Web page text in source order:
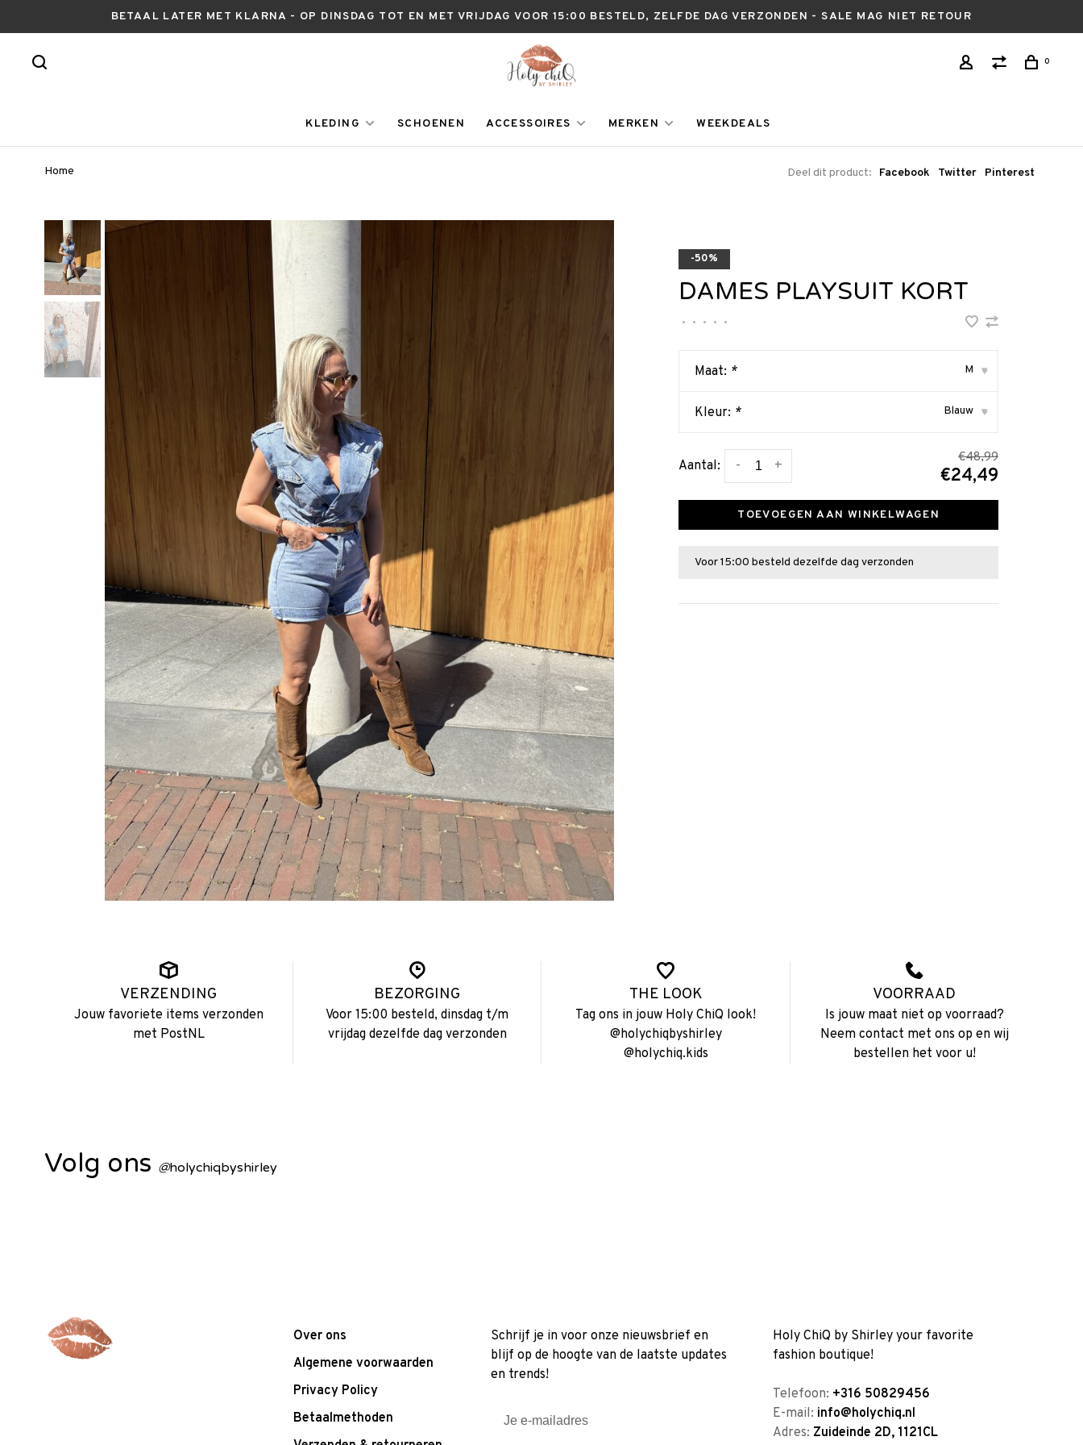
BETAAL LATER MET KLARNA - OP DINSDAG TOT EN MET VRIJDAG VOOR 15:00 BESTELD, ZELFDE DAG VERZONDEN - SALE MAG NIET RETOUR
0
KLEDING SCHOENEN ACCESSOIRES MERKEN WEEKDEALS
Home Deel dit product: Facebook Twitter Pinterest
-50%
DAMES PLAYSUIT KORT
• • • • •
Maat: * M ▾
Kleur: * Blauw ▾
Aantal: +
-
€48,99
€24,49
TOEVOEGEN AAN WINKELWAGEN
Voor 15:00 besteld dezelfde dag verzonden
VERZENDING
Jouw favoriete items verzonden
met PostNL
BEZORGING
Voor 15:00 besteld, dinsdag t/m
vrijdag dezelfde dag verzonden
THE LOOK
Tag ons in jouw Holy ChiQ look!
@holychiqbyshirley
@holychiq.kids
VOORRAAD
Is jouw maat niet op voorraad?
Neem contact met ons op en wij
bestellen het voor u!
Volg ons @holychiqbyshirley
Over ons
Algemene voorwaarden
Privacy Policy
Betaalmethoden
Schrijf je in voor onze nieuwsbrief en
blijf op de hoogte van de laatste updates
en trends!
Holy ChiQ by Shirley your favorite
fashion boutique!
Telefoon: +316 50829456
E-mail: info@holychiq.nl
Adres: Zuideinde 2D, 1121CL